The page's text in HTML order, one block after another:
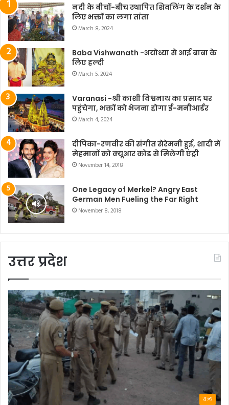
नदी के बीचों-बीच स्थापित शिवलिंग के दर्शन के
लिए भक्तों का लगा तांता
March 8, 2024
Baba Vishwanath -अयोध्या से आई बाबा के
लिए हल्दी
March 5, 2024
Varanasi -श्री काशी विश्वनाथ का प्रसाद घर
पहुंचेगा, भक्तों को भेजना होगा ई-मनीआर्डर
March 4, 2024
दीपिका-रणवीर की संगीत सेरेमनी हुई, शादी में
मेहमानों को क्यूआर कोड से मिलेगी एंट्री
November 14, 2018
One Legacy of Merkel? Angry East
German Men Fueling the Far Right
November 8, 2018
उत्तर प्रदेश
राज्य